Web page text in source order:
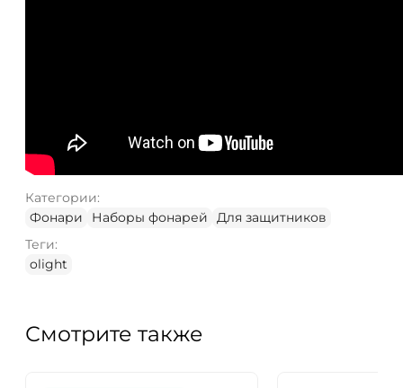
Категории:
Фонари
Наборы фонарей
Для защитников
Теги:
olight
Смотрите также